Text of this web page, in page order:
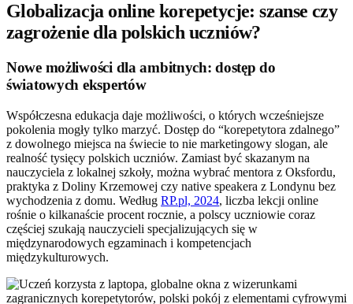
Globalizacja online korepetycje: szanse czy
zagrożenie dla polskich uczniów?
Nowe możliwości dla ambitnych: dostęp do
światowych ekspertów
Współczesna edukacja daje możliwości, o których wcześniejsze
pokolenia mogły tylko marzyć. Dostęp do “korepetytora zdalnego”
z dowolnego miejsca na świecie to nie marketingowy slogan, ale
realność tysięcy polskich uczniów. Zamiast być skazanym na
nauczyciela z lokalnej szkoły, można wybrać mentora z Oksfordu,
praktyka z Doliny Krzemowej czy native speakera z Londynu bez
wychodzenia z domu. Według RP.pl, 2024, liczba lekcji online
rośnie o kilkanaście procent rocznie, a polscy uczniowie coraz
częściej szukają nauczycieli specjalizujących się w
międzynarodowych egzaminach i kompetencjach
międzykulturowych.